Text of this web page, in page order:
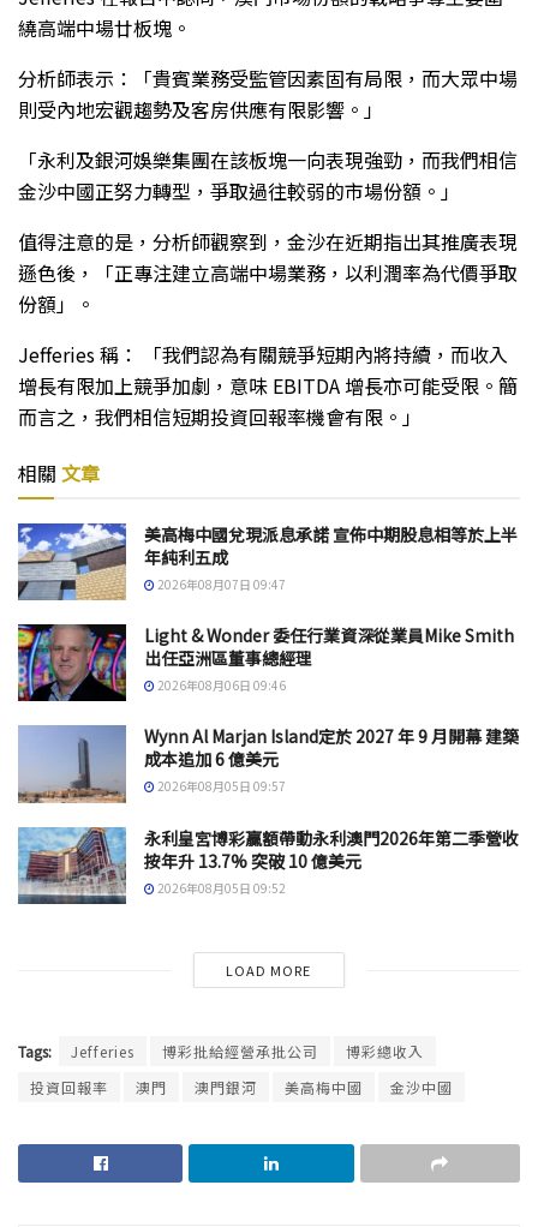
繞高端中場廿板塊。
分析師表示：「貴賓業務受監管因素固有局限，而大眾中場
則受內地宏觀趨勢及客房供應有限影響。」
「永利及銀河娛樂集團在該板塊一向表現強勁，而我們相信
金沙中國正努力轉型，爭取過往較弱的市場份額。」
值得注意的是，分析師觀察到，金沙在近期指出其推廣表現
遜色後，「正專注建立高端中場業務，以利潤率為代價爭取
份額」。
Jefferies 稱： 「我們認為有關競爭短期內將持續，而收入
增長有限加上競爭加劇，意味 EBITDA 增長亦可能受限。簡
而言之，我們相信短期投資回報率機會有限。」
相關 文章
美高梅中國兌現派息承諾 宣佈中期股息相等於上半
年純利五成
2026年08月07日 09:47
Light & Wonder 委任行業資深從業員Mike Smith
出任亞洲區董事總經理
2026年08月06日 09:46
Wynn Al Marjan Island定於 2027 年 9 月開幕 建築
成本追加 6 億美元
2026年08月05日 09:57
永利皇宮博彩贏額帶動永利澳門2026年第二季營收
按年升 13.7% 突破 10 億美元
2026年08月05日 09:52
LOAD MORE
Tags: Jefferies 博彩批給經營承批公司
博彩總收入
投資回報率
澳門 澳門銀河 美高梅中國 金沙中國